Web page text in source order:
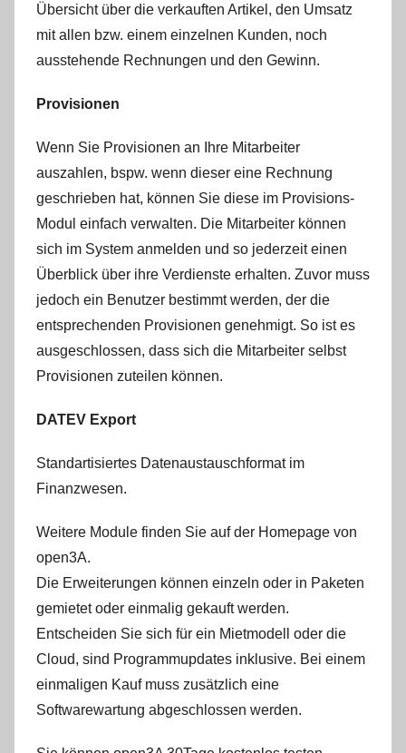
Übersicht über die verkauften Artikel, den Umsatz
mit allen bzw. einem einzelnen Kunden, noch
ausstehende Rechnungen und den Gewinn.
Provisionen
Wenn Sie Provisionen an Ihre Mitarbeiter
auszahlen, bspw. wenn dieser eine Rechnung
geschrieben hat, können Sie diese im Provisions-
Modul einfach verwalten. Die Mitarbeiter können
sich im System anmelden und so jederzeit einen
Überblick über ihre Verdienste erhalten. Zuvor muss
jedoch ein Benutzer bestimmt werden, der die
entsprechenden Provisionen genehmigt. So ist es
ausgeschlossen, dass sich die Mitarbeiter selbst
Provisionen zuteilen können.
DATEV Export
Standartisiertes Datenaustauschformat im
Finanzwesen.
Weitere Module finden Sie auf der Homepage von
open3A.
Die Erweiterungen können einzeln oder in Paketen
gemietet oder einmalig gekauft werden.
Entscheiden Sie sich für ein Mietmodell oder die
Cloud, sind Programmupdates inklusive. Bei einem
einmaligen Kauf muss zusätzlich eine
Softwarewartung abgeschlossen werden.